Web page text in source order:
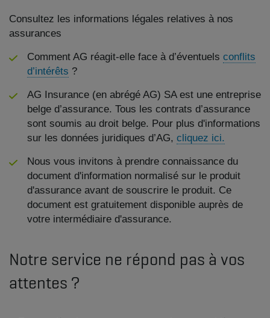
Consultez les informations légales relatives à nos
assurances
Comment AG réagit-elle face à d’éventuels conflits
d’intérêts ?
AG Insurance (en abrégé AG) SA est une entreprise
belge d’assurance. Tous les contrats d’assurance
sont soumis au droit belge. Pour plus d'informations
sur les données juridiques d’AG, cliquez ici.
Nous vous invitons à prendre connaissance du
document d'information normalisé sur le produit
d'assurance avant de souscrire le produit. Ce
document est gratuitement disponible auprès de
votre intermédiaire d'assurance.
Notre service ne répond pas à vos
attentes ?